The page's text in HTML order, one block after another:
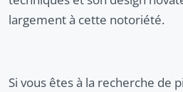
largement à cette notoriété.
Si vous êtes à la recherche de